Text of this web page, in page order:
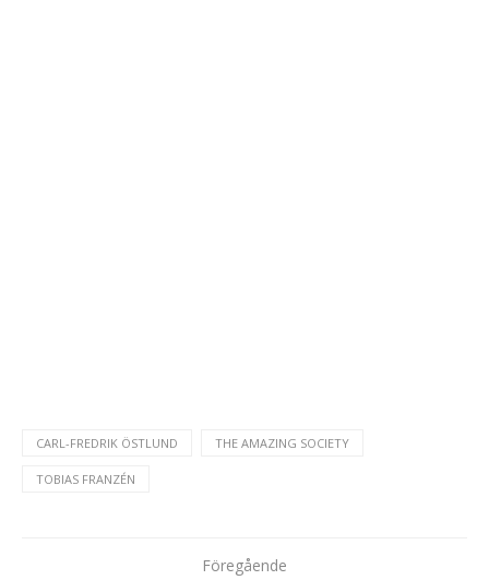
CARL-FREDRIK ÖSTLUND THE AMAZING SOCIETY
TOBIAS FRANZÉN
Föregående